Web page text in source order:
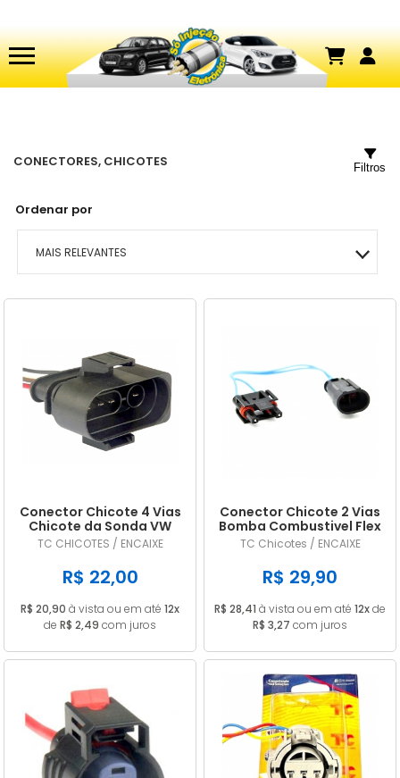
CONECTORES, CHICOTES
Ordenar por
MAIS RELEVANTES
MAIS VENDIDOS
MAIOR PREÇO
Filtros
Conector Chicote 4 Vias
Chicote da Sonda VW
Gol MI TC 1074
TC CHICOTES / ENCAIXE
R$ 22,00
R$ 20,90 à vista ou em até 12x
de R$ 2,49 com juros
Conector Chicote 2 Vias
Bomba Combustivel Flex
Universal TC01278
TC Chicotes / ENCAIXE
R$ 29,90
R$ 28,41 à vista ou em até 12xde
R$ 3,27 com juros